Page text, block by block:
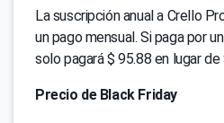
La suscripción anual a Crello
un pago mensual. Si paga por
solo pagará $ 95.88 en lugar de
Precio de Black Friday